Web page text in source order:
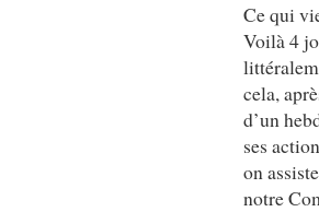
Ce qui
Voilà 4
cela,
d’un
ses
on
notre